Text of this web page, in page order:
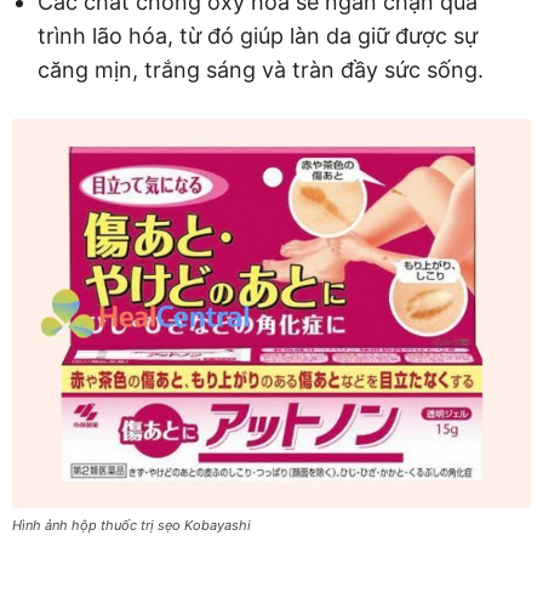
trình lão hóa, từ đó giúp làn da giữ được sự
căng mịn, trắng sáng và tràn đầy sức sống.
Hình ảnh hộp thuốc trị sẹo Kobayashi